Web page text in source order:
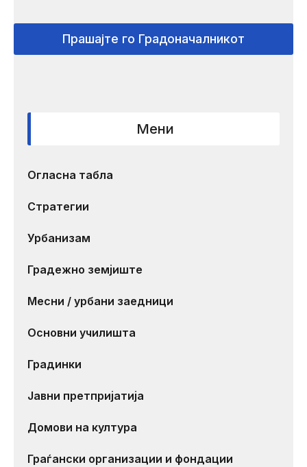
Прашајте го Градоначалникот
Мени
Огласна табла
Стратегии
Урбанизам
Градежно земјиште
Месни / урбани заедници
Основни училишта
Градинки
Јавни претпријатија
Домови на култура
Граѓански организации и фондации